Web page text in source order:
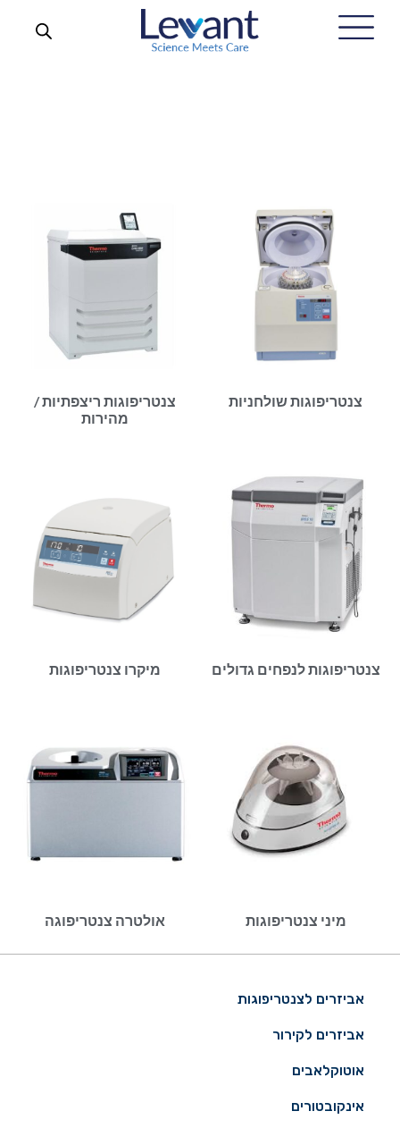
אביזרים לצנטריפוגות
אביזרים לקירור
אוטוקלאבים
אינקובטורים
צנטריפוגות שולחניות
צנטריפוגות ריצפתיות /
מהירות
צנטריפוגות לנפחים גדולים מיקרו צנטריפוגות
מיני צנטריפוגות אולטרה צנטריפוגה